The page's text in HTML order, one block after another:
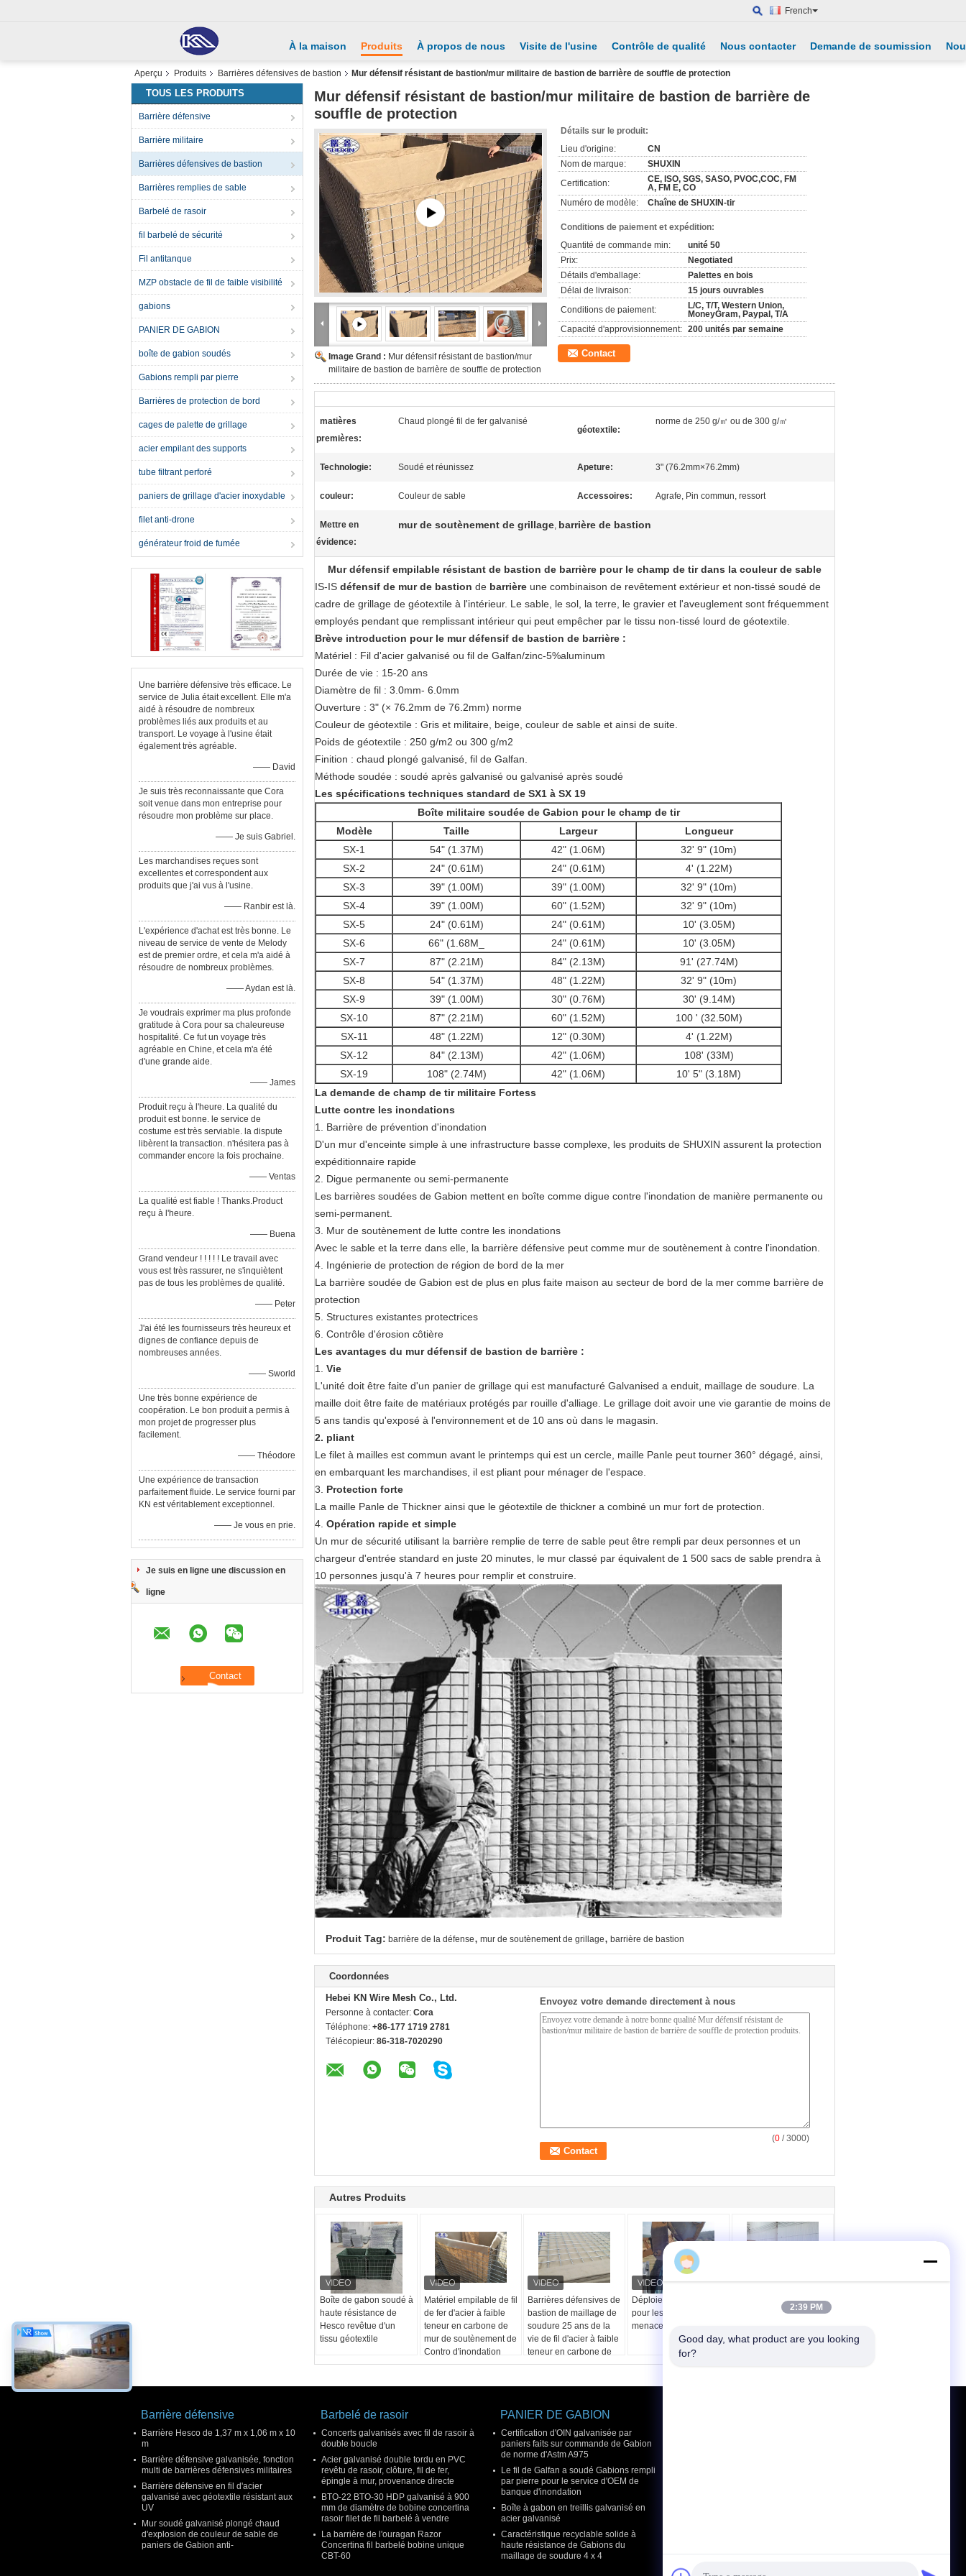
French
À la maison Produits À propos de nous Visite de l'usine Contrôle de qualité Nous contacter Demande de soumission
Aperçu Produits Barrières défensives de bastion Mur défensif résistant de bastion/mur militaire de bastion de barrière de souffle de protection
TOUS LES PRODUITS
Barrière défensive
Barrière militaire
Barrières défensives de bastion
Barrières remplies de sable
Barbelé de rasoir
fil barbelé de sécurité
Fil antitanque
MZP obstacle de fil de faible visibilité
gabions
PANIER DE GABION
boîte de gabion soudés
Gabions rempli par pierre
Barrières de protection de bord
cages de palette de grillage
acier empilant des supports
tube filtrant perforé
paniers de grillage d'acier inoxydable
filet anti-drone
générateur froid de fumée
Une barrière défensive très efficace. Le
service de Julia était excellent. Elle m'a
aidé à résoudre de nombreux
problèmes liés aux produits et au
transport. Le voyage à l'usine était
également très agréable.
—— David
Je suis très reconnaissante que Cora
soit venue dans mon entreprise pour
résoudre mon problème sur place.
—— Je suis Gabriel.
Les marchandises reçues sont
excellentes et correspondent aux
produits que j'ai vus à l'usine.
—— Ranbir est là.
L'expérience d'achat est très bonne. Le
niveau de service de vente de Melody
est de premier ordre, et cela m'a aidé à
résoudre de nombreux problèmes.
—— Aydan est là.
Je voudrais exprimer ma plus profonde
gratitude à Cora pour sa chaleureuse
hospitalité. Ce fut un voyage très
agréable en Chine, et cela m'a été
d'une grande aide.
—— James
Produit reçu à l'heure. La qualité du
produit est bonne. le service de
costume est très serviable. la dispute
libèrent la transaction. n'hésitera pas à
commander encore la fois prochaine.
—— Ventas
La qualité est fiable ! Thanks.Product
reçu à l'heure.
—— Buena
Grand vendeur ! ! ! ! ! Le travail avec
vous est très rassurer, ne s'inquiètent
pas de tous les problèmes de qualité.
—— Peter
J'ai été les fournisseurs très heureux et
dignes de confiance depuis de
nombreuses années.
—— Sworld
Une très bonne expérience de
coopération. Le bon produit a permis à
mon projet de progresser plus
facilement.
—— Théodore
Une expérience de transaction
parfaitement fluide. Le service fourni par
KN est véritablement exceptionnel.
—— Je vous en prie.
Je suis en ligne une discussion en
ligne
Mur défensif résistant de bastion/mur militaire de bastion de barrière de
souffle de protection
Image Grand : Mur défensif résistant de bastion/mur
militaire de bastion de barrière de souffle de protection
Détails sur le produit:
Lieu d'origine:
CN
Nom de marque:
SHUXIN
Certification:
CE, ISO, SGS, SASO, PVOC,COC, FM
A, FM E, CO
Numéro de modèle:
Chaîne de SHUXIN-tir
Conditions de paiement et expédition:
Quantité de commande min:
unité 50
Prix:
Negotiated
Détails d'emballage:
Palettes en bois
Délai de livraison:
15 jours ouvrables
Conditions de paiement:
L/C, T/T, Western Union,
MoneyGram, Paypal, T/A
Capacité d'approvisionnement: 200 unités par semaine
Contact
matières
premières:
Chaud plongé fil de fer galvanisé
géotextile:
norme de 250 g/㎡ ou de 300 g/㎡
Technologie: Soudé et réunissez Apeture: 3" (76.2mm×76.2mm)
couleur: Couleur de sable Accessoires: Agrafe, Pin commun, ressort
Mettre en
évidence:
mur de soutènement de grillage, barrière de bastion
Mur défensif empilable résistant de bastion de barrière pour le champ de tir dans la couleur de sable
IS-IS défensif de mur de bastion de barrière une combinaison de revêtement extérieur et non-tissé soudé de
cadre de grillage de géotextile à l'intérieur. Le sable, le sol, la terre, le gravier et l'aveuglement sont fréquemment
employés pendant que remplissant intérieur qui peut empêcher par le tissu non-tissé lourd de géotextile.
Brève introduction pour le mur défensif de bastion de barrière :
Matériel : Fil d'acier galvanisé ou fil de Galfan/zinc-5%aluminum
Durée de vie : 15-20 ans
Diamètre de fil : 3.0mm- 6.0mm
Ouverture : 3" (× 76.2mm de 76.2mm) norme
Couleur de géotextile : Gris et militaire, beige, couleur de sable et ainsi de suite.
Poids de géotextile : 250 g/m2 ou 300 g/m2
Finition : chaud plongé galvanisé, fil de Galfan.
Méthode soudée : soudé après galvanisé ou galvanisé après soudé
Les spécifications techniques standard de SX1 à SX 19
Boîte militaire soudée de Gabion pour le champ de tir
Modèle
Taille Largeur
Longueur
SX-1
54" (1.37M) 42" (1.06M)
32' 9" (10m)
SX-2
24" (0.61M) 24" (0.61M)
4' (1.22M)
SX-3
39" (1.00M) 39" (1.00M)
32' 9" (10m)
SX-4
39" (1.00M) 60" (1.52M)
32' 9" (10m)
SX-5
24" (0.61M) 24" (0.61M)
10' (3.05M)
SX-6
66" (1.68M_ 24" (0.61M)
10' (3.05M)
SX-7
87" (2.21M) 84" (2.13M)
91' (27.74M)
SX-8
54" (1.37M) 48" (1.22M)
32' 9" (10m)
SX-9
39" (1.00M) 30" (0.76M)
30' (9.14M)
SX-10
87" (2.21M) 60" (1.52M)
100 ' (32.50M)
SX-11
48" (1.22M) 12" (0.30M)
4' (1.22M)
SX-12
84" (2.13M) 42" (1.06M)
108' (33M)
SX-19
108" (2.74M) 42" (1.06M)
10' 5" (3.18M)
La demande de champ de tir militaire Fortess
Lutte contre les inondations
1. Barrière de prévention d'inondation
D'un mur d'enceinte simple à une infrastructure basse complexe, les produits de SHUXIN assurent la protection
expéditionnaire rapide
2. Digue permanente ou semi-permanente
Les barrières soudées de Gabion mettent en boîte comme digue contre l'inondation de manière permanente ou
semi-permanent.
3. Mur de soutènement de lutte contre les inondations
Avec le sable et la terre dans elle, la barrière défensive peut comme mur de soutènement à contre l'inondation.
4. Ingénierie de protection de région de bord de la mer
La barrière soudée de Gabion est de plus en plus faite maison au secteur de bord de la mer comme barrière de
protection
5. Structures existantes protectrices
6. Contrôle d'érosion côtière
Les avantages du mur défensif de bastion de barrière :
1. Vie
L'unité doit être faite d'un panier de grillage qui est manufacturé Galvanised a enduit, maillage de soudure. La
maille doit être faite de matériaux protégés par rouille d'alliage. Le grillage doit avoir une vie garantie de moins de
5 ans tandis qu'exposé à l'environnement et de 10 ans où dans le magasin.
2. pliant
Le filet à mailles est commun avant le printemps qui est un cercle, maille Panle peut tourner 360° dégagé, ainsi,
en embarquant les marchandises, il est pliant pour ménager de l'espace.
3. Protection forte
La maille Panle de Thickner ainsi que le géotextile de thickner a combiné un mur fort de protection.
4. Opération rapide et simple
Un mur de sécurité utilisant la barrière remplie de terre de sable peut être rempli par deux personnes et un
chargeur d'entrée standard en juste 20 minutes, le mur classé par équivalent de 1 500 sacs de sable prendra à
10 personnes jusqu'à 7 heures pour remplir et construire.
Produit Tag: barrière de la défense, mur de soutènement de grillage, barrière de bastion
Coordonnées
Hebei KN Wire Mesh Co., Ltd.
Personne à contacter: Cora
Téléphone: +86-177 1719 2781
Télécopieur: 86-318-7020290
Envoyez votre demande directement à nous
(0 / 3000)
Autres Produits
Boîte de gabon soudé à
haute résistance de
Hesco revêtue d'un
tissu géotextile
Matériel empilable de fil
de fer d'acier à faible
teneur en carbone de
mur de soutènement de
Contro d'inondation
Barrières défensives de
bastion de maillage de
soudure 25 ans de la
vie de fil d'acier à faible
teneur en carbone de
durée
Déploiement rapide
pour les zones à forte
menace
Bastion géotextile
Barrières défensives
Portable Installation
Barrière défensive
Barrière Hesco de 1,37 m x 1,06 m x 10
m
Barrière défensive galvanisée, fonction
multi de barrières défensives militaires
Barrière défensive en fil d'acier
galvanisé avec géotextile résistant aux
UV
Mur soudé galvanisé plongé chaud
d'explosion de couleur de sable de
paniers de Gabion anti-
Barbelé de rasoir
Concerts galvanisés avec fil de rasoir à
double boucle
Acier galvanisé double tordu en PVC
revêtu de rasoir, clôture, fil de fer,
épingle à mur, provenance directe
BTO-22 BTO-30 HDP galvanisé à 900
mm de diamètre de bobine concertina
rasoir filet de fil barbelé à vendre
La barrière de l'ouragan Razor
Concertina fil barbelé bobine unique
CBT-60
PANIER DE GABION
Certification d'OIN galvanisée par
paniers faits sur commande de Gabion
de norme d'Astm A975
Le fil de Galfan a soudé Gabions rempli
par pierre pour le service d'OEM de
banque d'inondation
Boîte à gabon en treillis galvanisé en
acier galvanisé
Caractéristique recyclable solide à
haute résistance de Gabions du
maillage de soudure 4 x 4
2:39 PM
Good day, what product are you looking
for?